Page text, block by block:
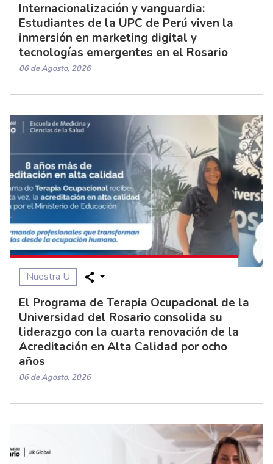
Internacionalización y vanguardia:
Estudiantes de la UPC de Perú viven la
inmersión en marketing digital y
tecnologías emergentes en el Rosario
06 de Agosto, 2026
Nuestra U
El Programa de Terapia Ocupacional de la
Universidad del Rosario consolida su
liderazgo con la cuarta renovación de la
Acreditación en Alta Calidad por ocho
años
06 de Agosto, 2026